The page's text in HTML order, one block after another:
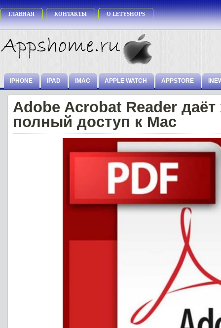
ГЛАВНАЯ КОНТАКТЫ О LETYSHOPS
IPHONE IPAD IMAC APPLE WATCH APPSTORE
Adobe Acrobat Reader даёт
полный доступ к Mac